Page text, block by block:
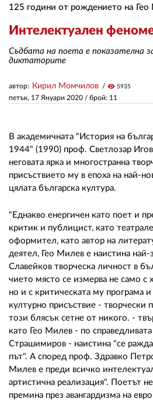
125 години от рождението на
Интелектуален
Съдбата на поета е показателна
диктаторите
петък, 17 Януари 2020 / брой: 11
автор: Кирил Момчилов visibility 5935
В академичната "История на
1944" (1990) проф. Светлозар
неговата ярка и многостранна
присъствието му в епоха на най-
цялата българска култура.
"Еднакво енергичен като поет и
критик и публицист, като
оформител, като автор на
деятел, Гео Милев е наистина
Славейков творческа личност в
чието място се измерва не само с
но и с критическата му програма
културно присъствие - творчески
този блясък сетне от никого. -
като Гео Милев - по
Страшимиров - наистина "се
път". А според проф. Здравко
Милев е преди всичко
артистична реализация". Поетът
премина през авангардизма на
ДРУГИ